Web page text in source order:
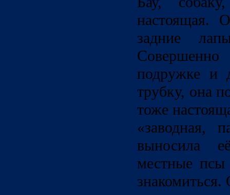
настоящая.
задние
Совершенно
подружке и
трубку, она
тоже
«заводная,
выносила
местные псы